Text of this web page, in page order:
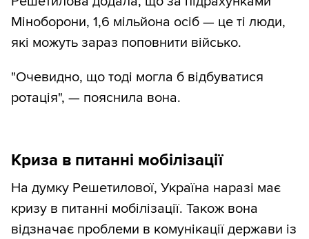
Міноборони, 1,6 мільйона осіб — це ті люди,
які можуть зараз поповнити військо.
"Очевидно, що тоді могла б відбуватися
ротація", — пояснила вона.
Криза в питанні мобілізації
На думку Решетилової, Україна наразі має
кризу в питанні мобілізації. Також вона
відзначає проблеми в комунікації держави із